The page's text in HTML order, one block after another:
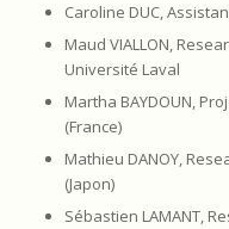
Caroline DUC,
Maud VIALLON,
Université Laval
Martha BAYDOUN,
(France)
Mathieu DANOY,
(Japon)
Sébastien LAMANT,